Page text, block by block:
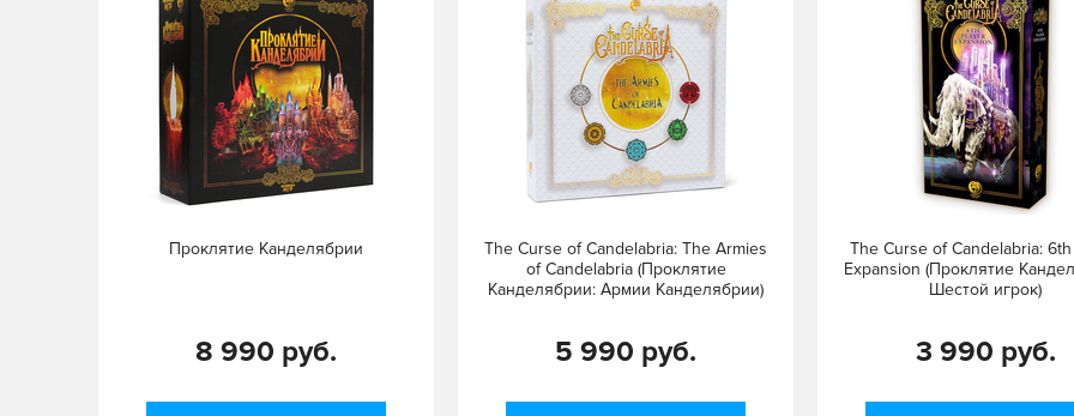
Проклятие Канделябрии
8 990 руб.
The Curse of Candelabria: The Armies
of Candelabria (Проклятие
Канделябрии: Армии Канделябрии)
5 990 руб.
The Curse of Candelabria:
Expansion (Проклятие
Шестой игрок)
3 990 руб.